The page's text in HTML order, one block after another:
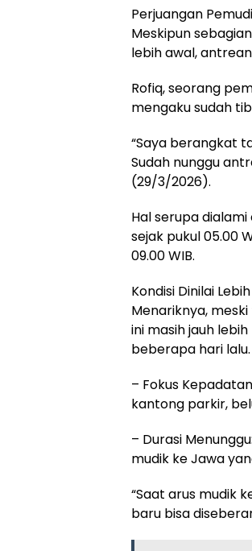
Perjuangan
Meskipun
lebih awal,
Rofiq, seorang
mengaku sudah
“Saya berangkat
Sudah nunggu
(29/3/2026).
Hal serupa
sejak pukul 05.00
09.00 WIB.
Kondisi Dinilai
Menariknya,
ini masih jauh
beberapa hari lalu.
– Fokus
kantong parkir,
– Durasi
mudik ke Jawa
“Saat arus mudik
baru bisa